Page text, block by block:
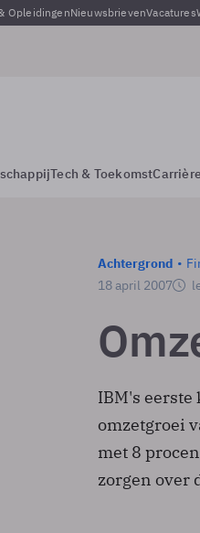
OpleidingenNieuwsbrievenVacatures
Tech & ToekomstCarrière
Achtergrond
18 april 2007
IBM's
omzetgroei
met 8
zorgen over